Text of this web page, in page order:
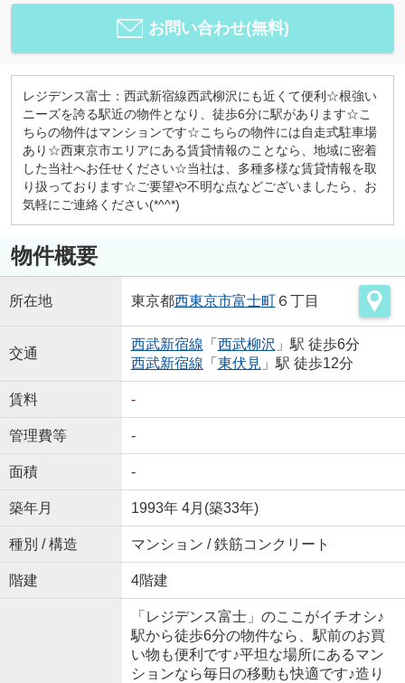
お問い合わせ(無料)
レジデンス富士：西武新宿線西武柳沢にも近くて便利☆根強い
ニーズを誇る駅近の物件となり、徒歩6分に駅があります☆こ
ちらの物件はマンションです☆こちらの物件には自走式駐車場
あり☆西東京市エリアにある賃貸情報のことなら、地域に密着
した当社へお任せください☆当社は、多種多様な賃貸情報を取
り扱っております☆ご要望や不明な点などございましたら、お
気軽にご連絡ください(*^^*)
物件概要
所在地 東京都西東京市富士町６丁目
交通
西武新宿線 「 西武柳沢 」駅 徒歩6分
西武新宿線 「 東伏見 」駅 徒歩12分
賃料 -
管理費等 -
面積 -
築年月 1993年 4月(築33年)
種別 / 構造 マンション / 鉄筋コンクリート
階建 4階建
「レジデンス富士」のここがイチオシ♪
駅から徒歩6分の物件なら、駅前のお買
い物も便利です♪平坦な場所にあるマン
ションなら毎日の移動も快適です♪造り